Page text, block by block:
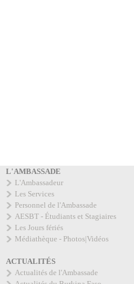
L'AMBASSADE
L'Ambassadeur
Les Services
Personnel de l'Ambassade
AESBT - Étudiants et Stagiaires
Les Jours fériés
Médiathèque - Photos|Vidéos
ACTUALITÉS
Actualités de l'Ambassade